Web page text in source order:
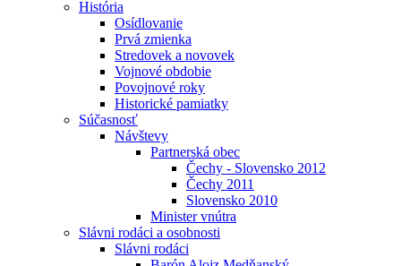
História
Osídlovanie
Prvá zmienka
Stredovek a novovek
Vojnové obdobie
Povojnové roky
Historické pamiatky
Súčasnosť
Návštevy
Partnerská obec
Čechy - Slovensko 2012
Čechy 2011
Slovensko 2010
Minister vnútra
Slávni rodáci a osobnosti
Slávni rodáci